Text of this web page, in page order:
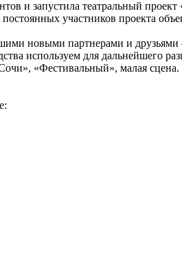
и запустила театральный
участников проекта
новыми партнерами и друзьями
используем для дальнейшего
«Фестивальный», малая сцена.